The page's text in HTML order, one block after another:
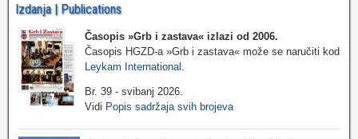
Izdanja | Publications
Časopis »Grb i zastava« izlazi od 2006.
Časopis HGZD-a »Grb i zastava« može se naručiti kod
Leykam International .
Br. 39 - svibanj 2026.
Vidi Popis sadržaja svih brojeva